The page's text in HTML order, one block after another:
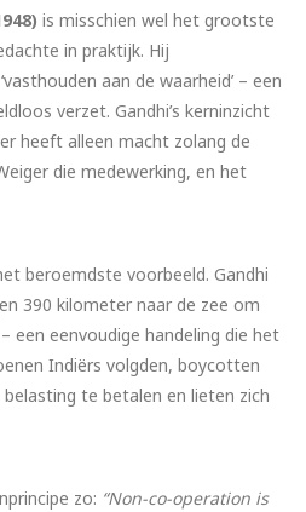
is misschien wel het grootste
in praktijk. Hij
aan de waarheid’ – een
verzet. Gandhi’s kerninzicht
heeft alleen macht zolang de
die medewerking, en het
beroemdste voorbeeld. Gandhi
390 kilometer naar de zee om
een eenvoudige handeling die het
Indiërs volgden, boycotten
te betalen en lieten zich
zo: “Non-co-operation is